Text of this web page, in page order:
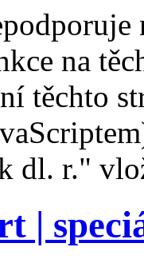
na
těchto
dl. r."
|